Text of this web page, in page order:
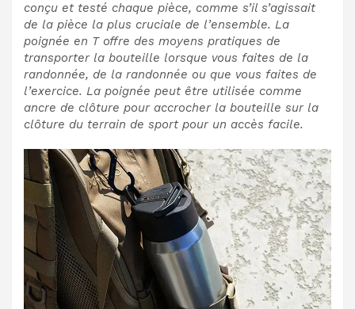
conçu et testé chaque pièce, comme s’il s’agissait
de la pièce la plus cruciale de l’ensemble. La
poignée en T offre des moyens pratiques de
transporter la bouteille lorsque vous faites de la
randonnée, de la randonnée ou que vous faites de
l’exercice. La poignée peut être utilisée comme
ancre de clôture pour accrocher la bouteille sur la
clôture du terrain de sport pour un accès facile.